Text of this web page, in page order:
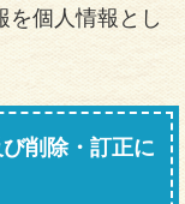
を個人情報とし
削除・訂正に